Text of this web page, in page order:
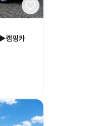
캠핑카